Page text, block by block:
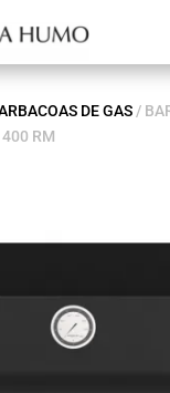
DE GAS/
400 RM